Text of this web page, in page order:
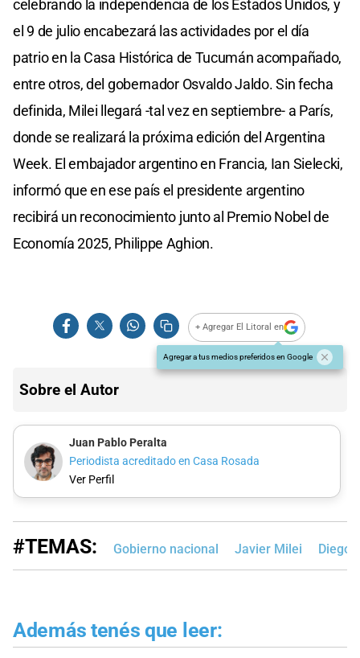
celebrando la independencia de los Estados Unidos, y
el 9 de julio encabezará las actividades por el día
patrio en la Casa Histórica de Tucumán acompañado,
entre otros, del gobernador Osvaldo Jaldo. Sin fecha
definida, Milei llegará -tal vez en septiembre- a París,
donde se realizará la próxima edición del Argentina
Week. El embajador argentino en Francia, Ian Sielecki,
informó que en ese país el presidente argentino
recibirá un reconocimiento junto al Premio Nobel de
Economía 2025, Philippe Aghion.
+ Agregar El Litoral en
Agregar a tus medios preferidos en Google
Sobre el Autor
Juan Pablo Peralta
Periodista acreditado en Casa Rosada
Ver Perfil
#TEMAS: Gobierno nacional Javier Milei Diego
Además tenés que leer: